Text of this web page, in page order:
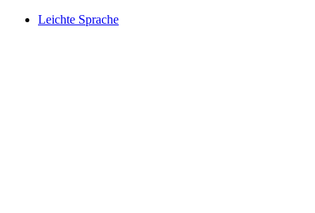
Leichte Sprache